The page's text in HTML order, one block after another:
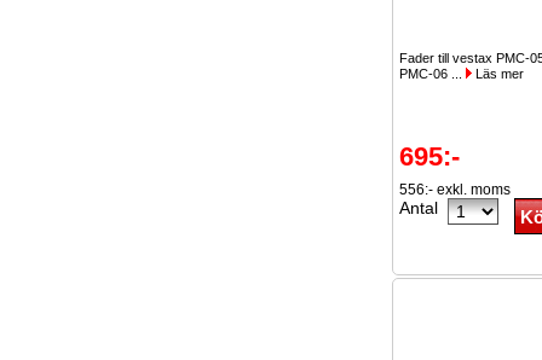
Fader till vestax PMC-
PMC-06 ...
Läs mer
695:-
556:- exkl. moms
Antal